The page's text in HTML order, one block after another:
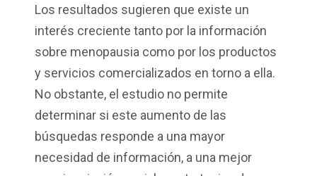
Los resultados sugieren que existe un
interés creciente tanto por la información
sobre menopausia como por los productos
y servicios comercializados en torno a ella.
No obstante, el estudio no permite
determinar si este aumento de las
búsquedas responde a una mayor
necesidad de información, a una mejor